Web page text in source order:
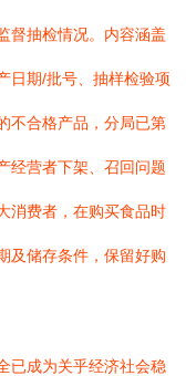
督抽检情况。内容涵盖
日期/批号、抽样检验项
不合格产品，分局已第
经营者下架、召回问题
消费者，在购买食品时
及储存条件，保留好购
已成为关乎经济社会稳